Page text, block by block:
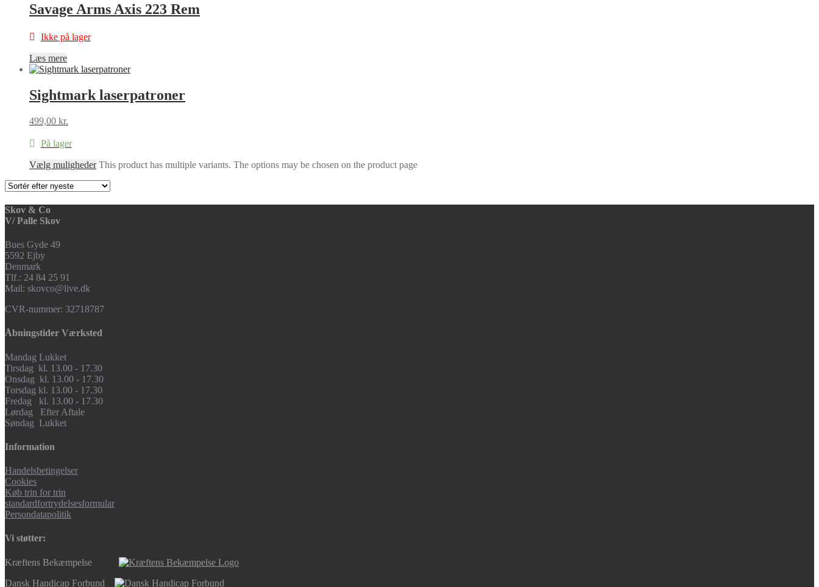
Savage Arms Axis 223 Rem
Ikke på lager
Læs mere
Sightmark laserpatroner
499,00 kr.
På lager
Vælg mulighederThis product has multiple variants. The options may be chosen on the product page
Skov & Co
V/ Palle Skov
Bues Gyde 49
5592 Ejby
Denmark
Tlf.: 24 84 25 91
Mail: skovco@live.dk
CVR-nummer: 32718787
Åbningstider Værksted
Mandag Lukket
Tirsdag kl. 13.00 - 17.30
Onsdag kl. 13.00 - 17.30
Torsdag kl. 13.00 - 17.30
Fredag kl. 13.00 - 17.30
Lørdag Efter Aftale
Søndag Lukket
Information
Handelsbetingelser
Cookies
Køb trin for trin
standardfortrydelsesformular
Persondatapolitik
Vi støtter:
Kræftens Bekæmpelse
Dansk Handicap Forbund